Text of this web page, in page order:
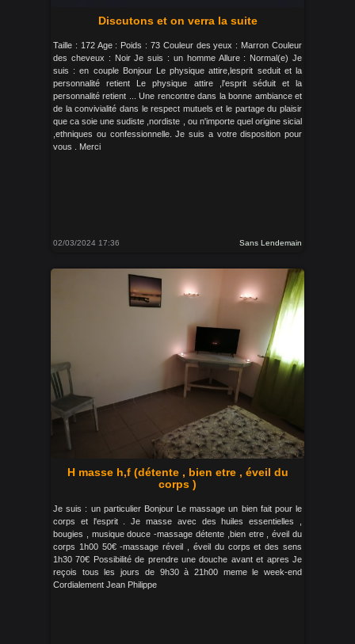
Discutons et on verra la suite
Taille : 172 Age : Poids : 73 Couleur des yeux : Marron Couleur
des cheveux : Noir Je suis : un homme Allure : Normal(e) Je
suis : en couple Bonjour Le physique attire,lesprit seduit et la
personnalité retient Le physique attire ,l'esprit séduit et la
personnalité retient ... Une rencontre dans la bonne ambiance et
de la convivialité dans le respect mutuels et le partage du plaisir
que ca soie une sudiste ,nordiste , ou n'importe quel origine sicial
,ethniques ou confessionnelle. Je suis a votre disposition pour
vous . Merci
02/03/2024 17:36 Sans Lendemain
H masse h,f (détente , bien etre , éveil du
corps )
Je suis : un particulier Bonjour Le massage un bien fait pour le
corps et l'esprit . Je masse avec des huiles essentielles ,
bougies , musique douce -massage détente ,bien etre , éveil du
corps 1h00 50€ -massage réveil , éveil du corps et des sens
1h30 70€ Possibilité de prendre une douche avant et apres Je
reçois tous les jours de 9h30 à 21h00 meme le week-end
Cordialement Jean Philippe